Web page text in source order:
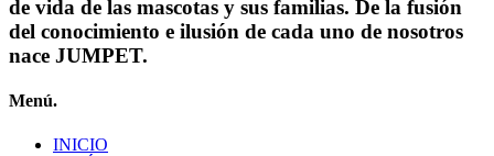
de vida de las mascotas y sus familias. De la fusión
del conocimiento e ilusión de cada uno de nosotros
nace JUMPET.
Menú.
INICIO